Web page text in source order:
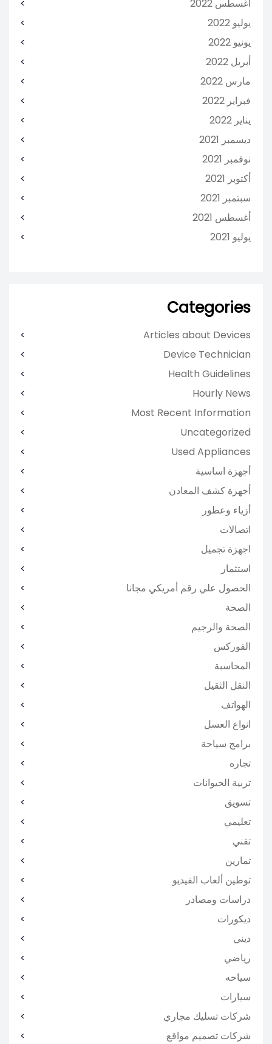
أغسطس 2022
يوليو 2022
يونيو 2022
أبريل 2022
مارس 2022
فبراير 2022
يناير 2022
ديسمبر 2021
نوفمبر 2021
أكتوبر 2021
سبتمبر 2021
أغسطس 2021
يوليو 2021
Categories
Articles about Devices
Device Technician
Health Guidelines
Hourly News
Most Recent Information
Uncategorized
Used Appliances
أجهزة اساسية
أجهزة كشف المعادن
أزياء وعطور
اتصالات
اجهزة تجميل
استثمار
الحصول علي رقم أمريكي مجانا
الصحة
الصحة والرجيم
الفوركس
المحاسبة
النقل الثقيل
الهواتف
انواع العسل
برامج سياحة
تجاره
تربية الحيوانات
تسويق
تعليمي
تقني
تمارين
توطين ألعاب الفيديو
دراسات ومصادر
ديكورات
ديني
رياضي
سياحه
سيارات
شركات تسليك مجاري
شركات تصميم مواقع